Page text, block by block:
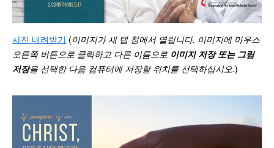
사진 내려받기 (이미지가 새 탭 창에서 열립니다. 이미지에 마우스
오른쪽 버튼으로 클릭하고 다른 이름으로 이미지 저장 또는 그림
저장을 선택한 다음 컴퓨터에 저장할 위치를 선택하십시오.)